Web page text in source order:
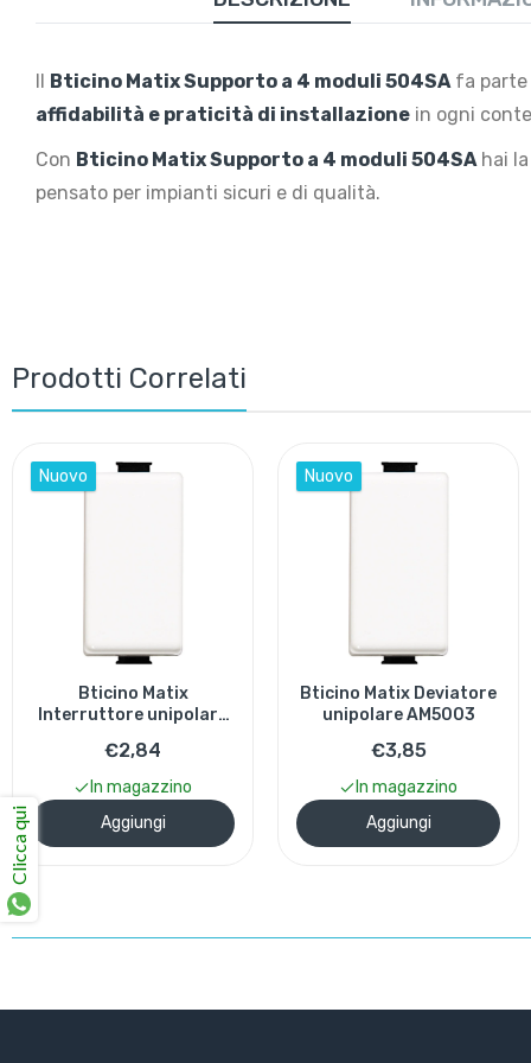
Il Bticino Matix Supporto a 4 moduli 504SA fa parte
affidabilità e praticità di installazione in ogni
Con Bticino Matix Supporto a 4 moduli 504SA hai
pensato per impianti sicuri e di qualità.
Prodotti Correlati
Nuovo
Bticino Matix Deviatore
unipolare AM5003
€3,85
In magazzino
Aggiungi
Nuovo
Bticino Matix Pulsante
unipolare AM5005
€3,64
In magazzino
Aggiungi
Clicca qui